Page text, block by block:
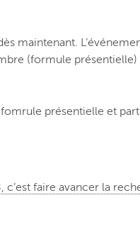
maintenant.
(formule présentielle)
présentielle et
faire avancer la